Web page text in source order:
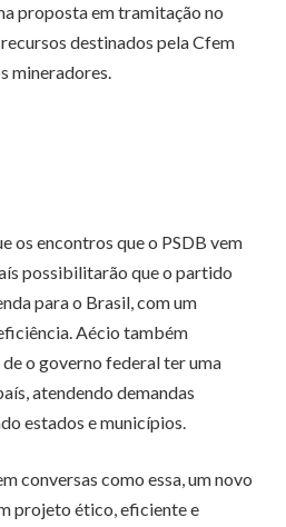
proposta em tramitação no
destinados pela Cfem
mineradores.
os encontros que o PSDB vem
possibilitarão que o partido
para o Brasil, com um
Aécio também
o governo federal ter uma
atendendo demandas
estados e municípios.
conversas como essa, um novo
projeto ético, eficiente e